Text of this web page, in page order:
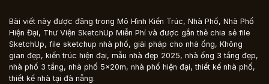
Bài viết này được đăng trong Mô Hình Kiến Trúc, Nhà Phố, Nhà Phố
Hiện Đại, Thư Viện SketchUp Miễn Phí và được gắn thẻ chia sẻ file
SketchUp, file sketchup nhà phố, giải pháp cho nhà ống, Không
gian đẹp, kiến trúc hiện đại, mẫu nhà đẹp 2025, nhà ống 3 tầng đẹp,
nhà phố 3 tầng, nhà phố 5x20m, nhà phố hiện đại,thiết kế nhà phố,
thiết kế nhà tại đà nẵng.